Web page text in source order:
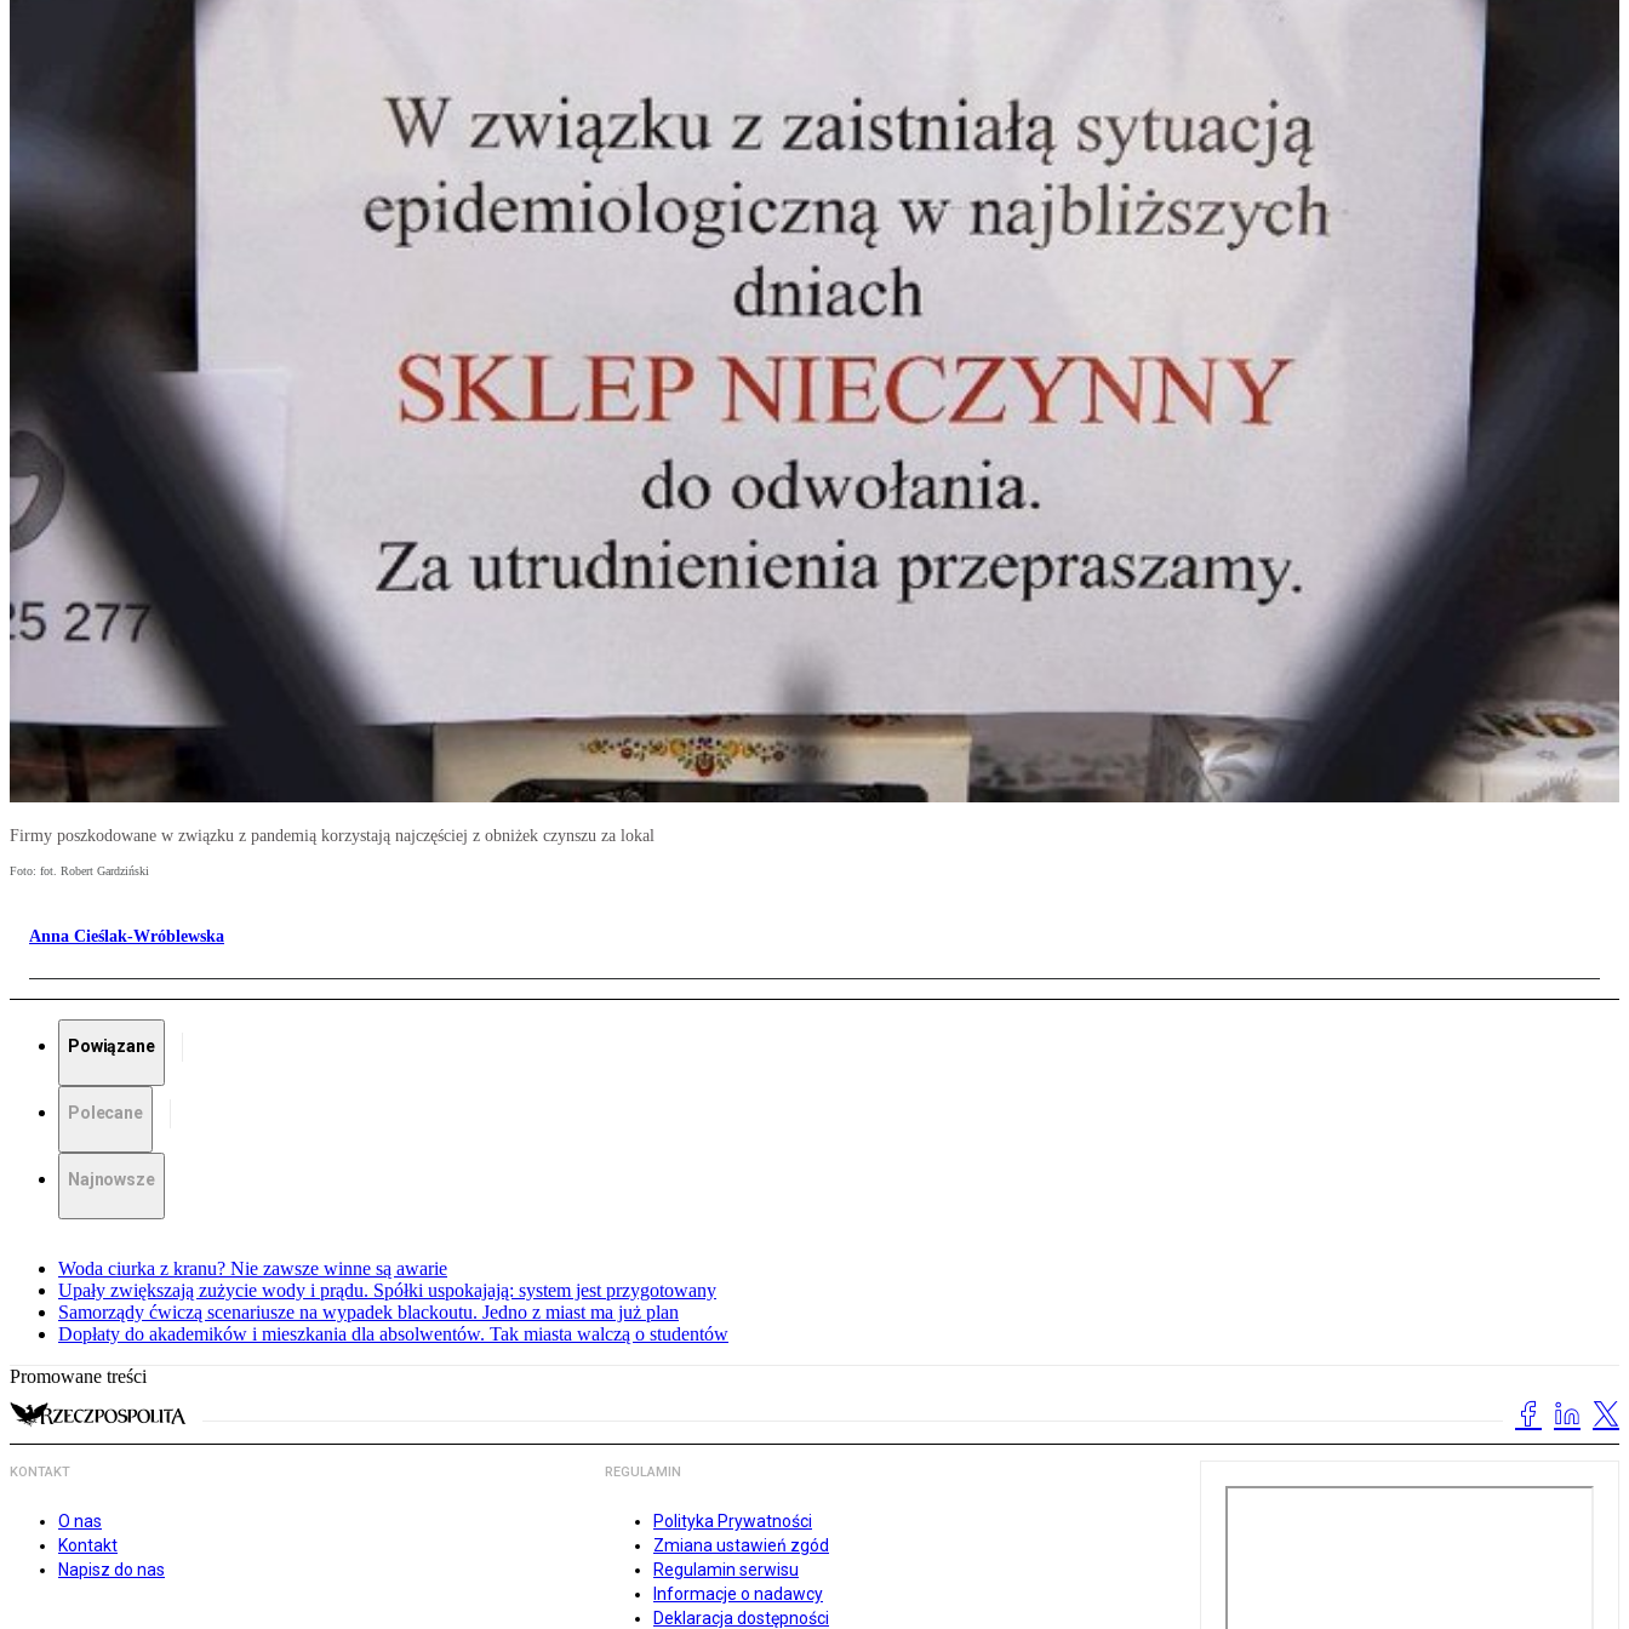
Firmy poszkodowane w związku z pandemią korzystają najczęściej z obniżek czynszu za lokal
Foto: fot. Robert Gardziński
Anna Cieślak-Wróblewska
Powiązane
Polecane
Najnowsze
Woda ciurka z kranu? Nie zawsze winne są awarie
Upały zwiększają zużycie wody i prądu. Spółki uspokajają: system jest przygotowany
Samorządy ćwiczą scenariusze na wypadek blackoutu. Jedno z miast ma już plan
Dopłaty do akademików i mieszkania dla absolwentów. Tak miasta walczą o studentów
Promowane treści
KONTAKT
O nas
Kontakt
Napisz do nas
REGULAMIN
Polityka Prywatności
Zmiana ustawień zgód
Regulamin serwisu
Informacje o nadawcy
Deklaracja dostępności